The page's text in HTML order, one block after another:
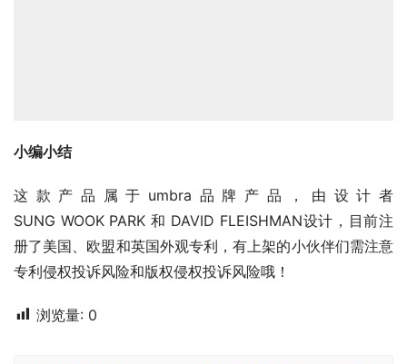
小编小结
这款产品属于umbra品牌产品，由设计者
SUNG WOOK PARK 和 DAVID FLEISHMAN设计，目前注
册了美国、欧盟和英国外观专利，有上架的小伙伴们需注意
专利侵权投诉风险和版权侵权投诉风险哦！
浏览量: 0